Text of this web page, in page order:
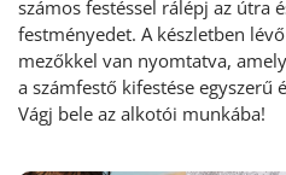
számos festéssel rálépj az útra
festményedet. A készletben
mezőkkel van nyomtatva,
a számfestő kifestése egyszerű
Vágj bele az alkotói munkába!